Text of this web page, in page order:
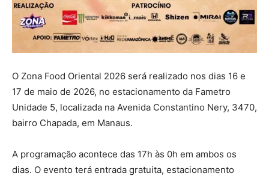
O Zona Food Oriental 2026 será realizado nos dias 16 e
17 de maio de 2026, no estacionamento da Fametro
Unidade 5, localizada na Avenida Constantino Nery, 3470,
bairro Chapada, em Manaus.
A programação acontece das 17h às 0h em ambos os
dias. O evento terá entrada gratuita, estacionamento